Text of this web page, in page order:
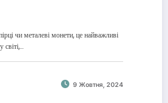
чи металеві монети, це найважливі
9 Жовтня, 2024